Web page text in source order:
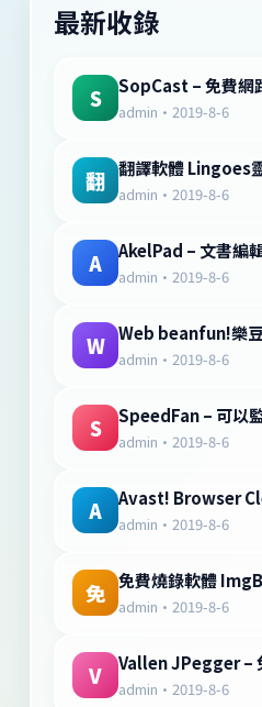
最新收錄
S admin · 2019-8-6
翻 翻譯軟體 Lingoes
admin · 2019-8-6
A AkelPad – 文書編
admin · 2019-8-6
W Web beanfun!樂
admin · 2019-8-6
S admin · 2019-8-6
A admin · 2019-8-6
免 免費燒錄軟體
admin · 2019-8-6
V Vallen JPegger –
admin · 2019-8-6